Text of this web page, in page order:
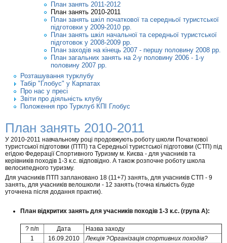
План занять 2011-2012
План занять 2010-2011
План занять шкіл початкової та середньої туристської
підготовки у 2009-2010 рр.
План занять шкіл начальної та середньої туристської
підготовок у 2008-2009 рр.
План заходів на кінець 2007 - першу половину 2008 рр.
План загальних занять на 2-у половину 2006 - 1-у
половину 2007 рр.
Розташування турклубу
Табір "Глобус" у Карпатах
Про нас у пресі
Звіти про діяльність клубу
Положення про Турклуб КПІ Глобус
План занять 2010-2011
У 2010-2011 навчальному році продовжують роботу школи Початкової
туристської підготовки (ПТП) та Середньої туристської підготовки (СТП) під
егідою Федерації Спортивного Туризму м. Києва - для учасників та
керівників походів 1-3 к.с. відповідно. А також розпочне роботу школа
велосипедного туризму.
Для учасників ПТП заплановано 18 (11+7) занять, для учасників СТП - 9
занять, для учасників велошколи - 12 занять (точна кількість буде
уточнена після додання практик).
План відкритих занять для учасників походів 1-3 к.с. (група А):
? п/п Дата
Назва заходу
1
16.09.2010
Лекція ?Організація спортивних походів?